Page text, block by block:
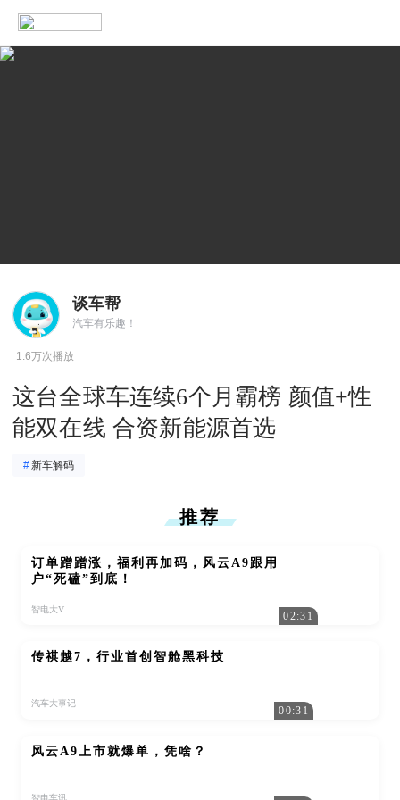
谈车帮
汽车有乐趣！
1.6万次播放
这台全球车连续6个月霸榜 颜值+性
能双在线 合资新能源首选
#新车解码
推荐
订单蹭蹭涨，福利再加码，风云A9跟用
户“死磕”到底！
智电大V
02:31
传祺越7，行业首创智舱黑科技
汽车大事记
00:31
风云A9上市就爆单，凭啥？
智电车讯